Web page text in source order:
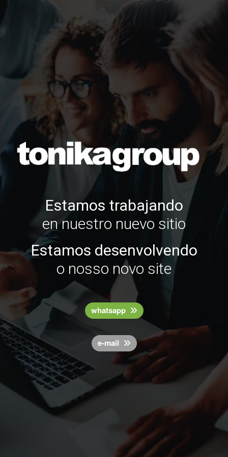
Estamos trabajando
en nuestro nuevo sitio
Estamos desenvolvendo
o nosso novo site
whatsapp
e-mail